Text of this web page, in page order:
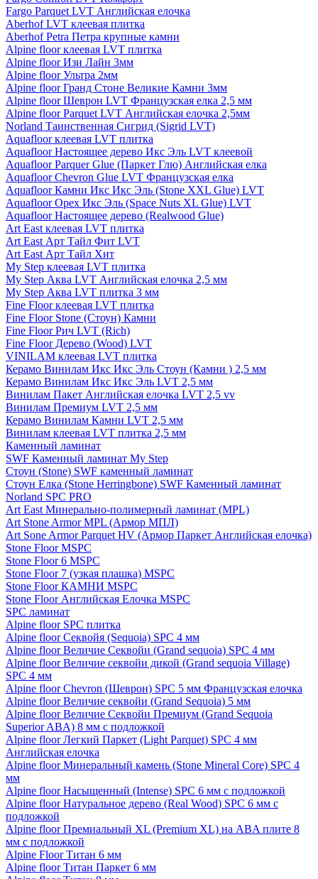
Fargo Parquet LVT Английская елочка
Aberhof LVT клеевая плитка
Aberhof Petra Петра крупные камни
Alpine floor клеевая LVT плитка
Alpine floor Изи Лайн 3мм
Alpine floor Ультра 2мм
Alpine floor Гранд Стоне Великие Камни 3мм
Alpine floor Шеврон LVT Французская елка 2,5 мм
Alpine floor Parquet LVT Английская елочка 2,5мм
Norland Таинственная Сигрид (Sigrid LVT)
Aquafloor клеевая LVT плитка
Aquafloor Настоящее дерево Икс Эль LVT клеевой
Aquafloor Parquer Glue (Паркет Глю) Английская елка
Aquafloor Chevron Glue LVT Французская елка
Aquafloor Камни Икс Икс Эль (Stone XXL Glue) LVT
Aquafloor Орех Икс Эль (Space Nuts XL Glue) LVT
Aquafloor Настоящее дерево (Realwood Glue)
Art East клеевая LVT плитка
Art East Арт Тайл Фит LVT
Art East Арт Тайл Хит
My Step клеевая LVT плитка
My Step Аква LVT Английская елочка 2,5 мм
My Step Аква LVT плитка 3 мм
Fine Floor клеевая LVT плитка
Fine Floor Stone (Стоун) Камни
Fine Floor Рич LVT (Rich)
Fine Floor Дерево (Wood) LVT
VINILAM клеевая LVT плитка
Керамо Винилам Икс Икс Эль Стоун (Камни ) 2,5 мм
Керамо Винилам Икс Икс Эль LVT 2,5 мм
Винилам Пакет Английская елочка LVT 2,5 vv
Винилам Премиум LVT 2,5 мм
Керамо Винилам Камни LVT 2,5 мм
Винилам клеевая LVT плитка 2,5 мм
Каменный ламинат
SWF Каменный ламинат My Step
Стоун (Stone) SWF каменный ламинат
Стоун Елка (Stone Herringbone) SWF Каменный ламинат
Norland SPC PRO
Art East Минерально-полимерный ламинат (MPL)
Art Stone Armor MPL (Армор МПЛ)
Art Sone Armor Parquet HV (Армор Паркет Английская елочка)
Stone Floor MSPC
Stone Floor 6 MSPC
Stone Floor 7 (узкая плашка) MSPC
Stone Floor КАМНИ MSPC
Stone Floor Английская Елочка MSPC
SPC ламинат
Alpine floor SPC плитка
Alpine floor Секвойя (Sequoia) SPC 4 мм
Alpine floor Величие Секвойи (Grand sequoia) SPC 4 мм
Alpine floor Величие секвойи дикой (Grand sequoia Village)
SPC 4 мм
Alpine floor Chevron (Шеврон) SPC 5 мм Французская елочка
Alpine floor Величие секвойи (Grand Sequoia) 5 мм
Alpine floor Величие Секвойи Премиум (Grand Sequoia
Superior ABA) 8 мм с подложкой
Alpine floor Легкий Паркет (Light Parquet) SPC 4 мм
Английская елочка
Alpine floor Минеральный камень (Stone Mineral Core) SPC 4
мм
Alpine floor Насыщенный (Intense) SPC 6 мм с подложкой
Alpine floor Натуральное дерево (Real Wood) SPC 6 мм с
подложкой
Alpine floor Премиальный XL (Premium XL) на ABA плите 8
мм с подложкой
Alpine Floor Титан 6 мм
Alpine floor Титан Паркет 6 мм